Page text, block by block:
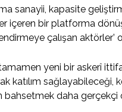
sanayii, kapasite
içeren bir platforma
çalışan
yeni bir askerî
katılım
bahsetmek daha gerçekçi